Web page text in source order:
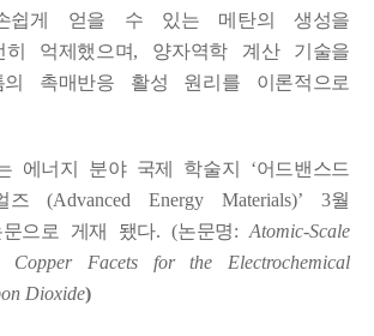
쉽게 얻을 수 있는 메탄의 생성을
히 억제했으며, 양자역학 계산 기술을
촉매반응 활성 원리를 이론적으로
에너지 분야 국제 학술지 ‘어드밴스드
즈 (Advanced Energy Materials)’ 3월
으로 게재 됐다. (논문명: Atomic-Scale
Copper Facets for the Electrochemical
Dioxide)